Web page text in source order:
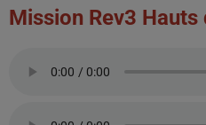
Mission Rev3 Hauts